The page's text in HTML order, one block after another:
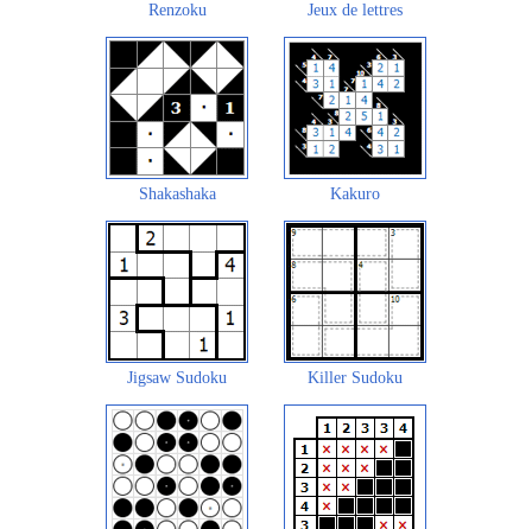
Renzoku Jeux de lettres
Shakashaka Kakuro
Jigsaw Sudoku Killer Sudoku